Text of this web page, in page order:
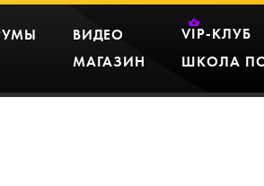
ВИДЕО
МАГАЗИН
VIP-КЛУБ
ШКОЛА